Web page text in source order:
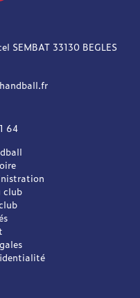
SEMBAT 33130 BEGLES
64
club